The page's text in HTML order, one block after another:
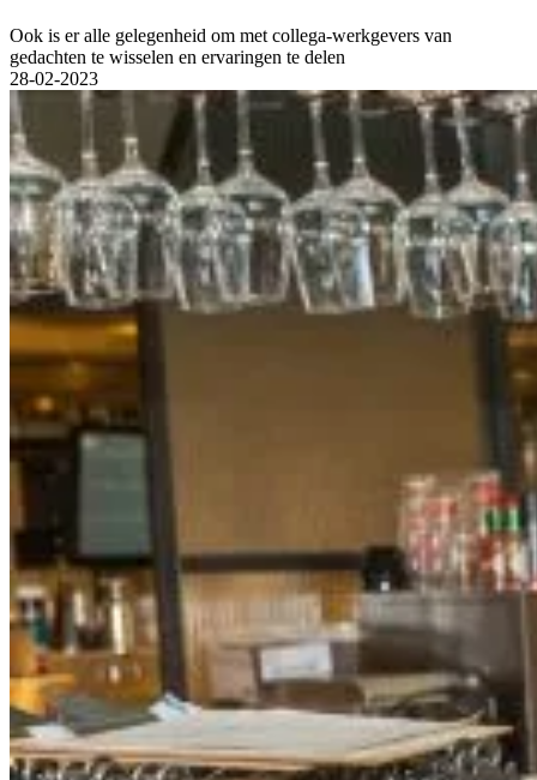
Ook is er alle gelegenheid om met collega-werkgevers van
gedachten te wisselen en ervaringen te delen
28-02-2023